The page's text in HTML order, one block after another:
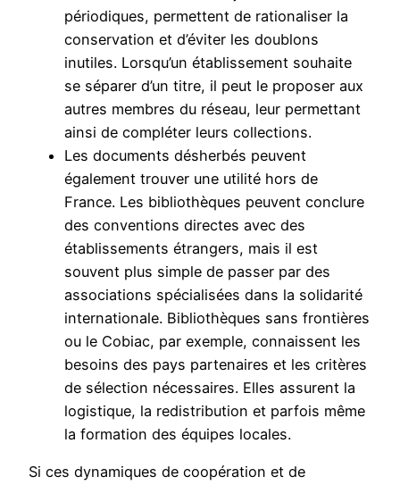
périodiques, permettent de rationaliser la
conservation et d’éviter les doublons
inutiles. Lorsqu’un établissement souhaite
se séparer d’un titre, il peut le proposer aux
autres membres du réseau, leur permettant
ainsi de compléter leurs collections.
Les documents désherbés peuvent
également trouver une utilité hors de
France. Les bibliothèques peuvent conclure
des conventions directes avec des
établissements étrangers, mais il est
souvent plus simple de passer par des
associations spécialisées dans la solidarité
internationale. Bibliothèques sans frontières
ou le Cobiac, par exemple, connaissent les
besoins des pays partenaires et les critères
de sélection nécessaires. Elles assurent la
logistique, la redistribution et parfois même
la formation des équipes locales.
Si ces dynamiques de coopération et de